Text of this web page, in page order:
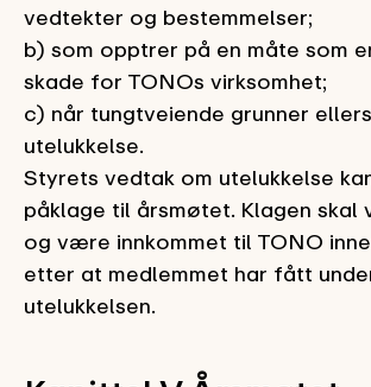
vedtekter og bestemmelser;
b) som opptrer på en måte som
skade for TONOs virksomhet;
c) når tungtveiende grunner
utelukkelse.
Styrets vedtak om utelukkelse
påklage til årsmøtet. Klagen
og være innkommet til TONO
etter at medlemmet har fått
utelukkelsen.